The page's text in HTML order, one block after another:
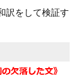
訳をして検証す